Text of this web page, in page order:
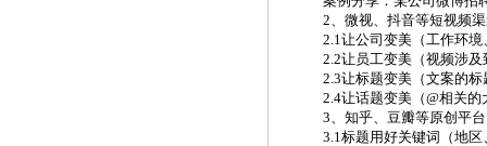
2、微视、抖音等短视频
2.1让公司变美（工作环
2.2让员工变美（视频涉
2.3让标题变美（文案的
2.4让话题变美（@相关
3、知乎、豆瓣等原创平台
3.1标题用好关键词（地